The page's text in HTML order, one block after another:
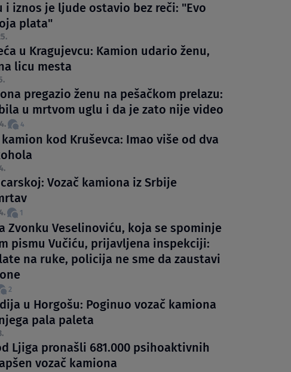
iznos je ljude ostavio bez reči: "Evo
plata"
u Kragujevcu: Kamion udario ženu,
licu mesta
pregazio ženu na pešačkom prelazu:
u mrtvom uglu i da je zato nije video
4
kod Kruševca: Imao više od dva
Vozač kamiona iz Srbije
1
Zvonku Veselinoviću, koja se spominje
pismu Vučiću, prijavljena inspekciji:
na ruke, policija ne sme da zaustavi
2
u Horgošu: Poginuo vozač kamiona
pala paleta
Ljiga pronašli 681.000 psihoaktivnih
vozač kamiona